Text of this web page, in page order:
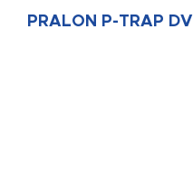
PRALON P-TRAP DV